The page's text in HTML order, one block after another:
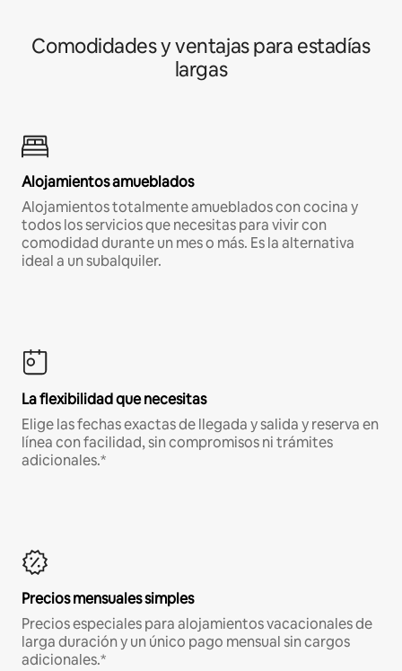
Comodidades y ventajas para estadías
largas
Alojamientos amueblados
Alojamientos totalmente amueblados con cocina y
todos los servicios que necesitas para vivir con
comodidad durante un mes o más. Es la alternativa
ideal a un subalquiler.
La flexibilidad que necesitas
Elige las fechas exactas de llegada y salida y reserva en
línea con facilidad, sin compromisos ni trámites
adicionales.*
Precios mensuales simples
Precios especiales para alojamientos vacacionales de
larga duración y un único pago mensual sin cargos
adicionales.*